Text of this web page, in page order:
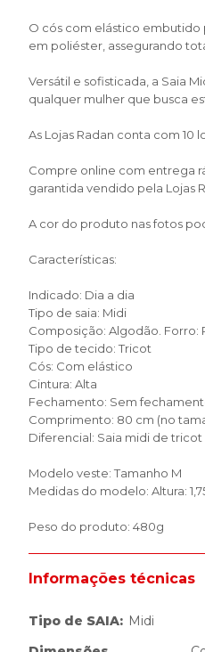
O cós com elástico embutido
em poliéster, assegurando
Versátil e sofisticada, a Saia
qualquer mulher que busca
As Lojas Radan conta com
Compre online com entrega
garantida vendido pela Lojas
A cor do produto nas fotos
Características:
Indicado: Dia a dia
Tipo de saia: Midi
Composição: Algodão. Forro:
Tipo de tecido: Tricot
Cós: Com elástico
Cintura: Alta
Fechamento: Sem
Comprimento: 80 cm (no
Diferencial: Saia midi de
Modelo veste: Tamanho M
Medidas do modelo: Altura:
Peso do produto: 480g
Informações técnicas
Tipo de SAIA: Midi